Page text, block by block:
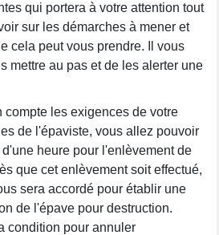
qui portera à votre attention tout
sur les démarches à mener et
cela peut vous prendre. Il vous
mettre au pas et de les alerter une
compte les exigences de votre
de l'épaviste, vous allez pouvoir
heure pour l'enlèvement de
que cet enlèvement soit effectué,
sera accordé pour établir une
de l'épave pour destruction.
condition pour annuler